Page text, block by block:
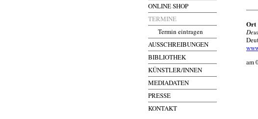
ONLINE SHOP
TERMINE
Termin eintragen
AUSSCHREIBUNGEN
BIBLIOTHEK
KÜNSTLER/INNEN
MEDIADATEN
PRESSE
KONTAKT
Ort
am